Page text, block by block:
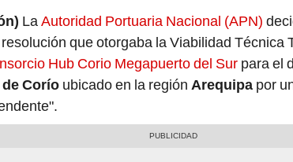
LaAutoridad Portuaria Nacional (APN)
que otorgaba la Viabilidad Técnica
Hub Corio Megapuerto del Sur para el
Corío ubicado en la región Arequipa por